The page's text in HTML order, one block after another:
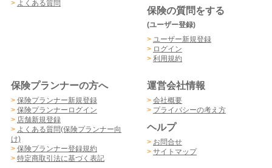
> よくある質問
保険の質問をする
(ユーザー登録)
> ユーザー新規登録
> ログイン
> 利用規約
保険プランナーの方へ
> 保険プランナー新規登録
> 保険プランナーログイン
> 店舗新規登録
> よくある質問(保険プランナー向
け)
> 保険プランナー登録規約
> 特定商取引法に基づく表記
運営会社情報
> 会社概要
> プライバシーの考え方
ヘルプ
> お問合せ
> サイトマップ